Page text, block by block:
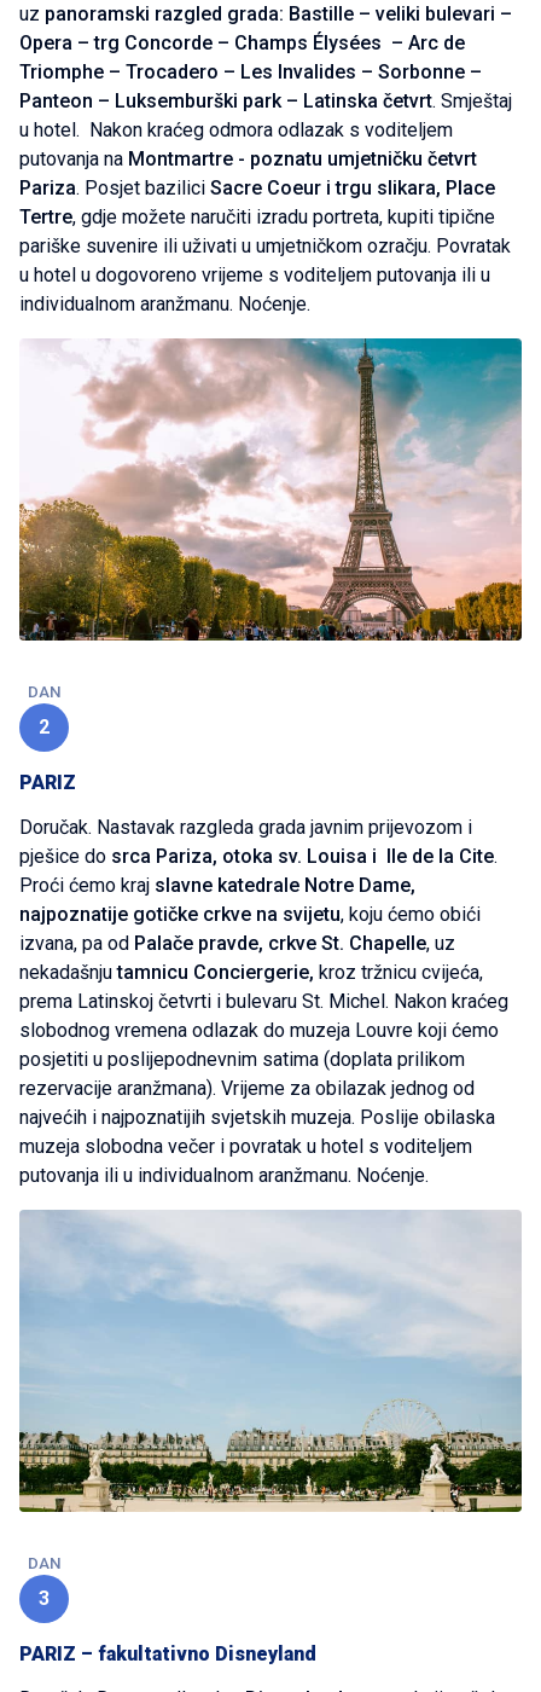
uz panoramski razgled grada: Bastille – veliki bulevari –
Opera – trg Concorde – Champs Élysées – Arc de
Triomphe – Trocadero – Les Invalides – Sorbonne –
Panteon – Luksemburški park – Latinska četvrt. Smještaj
u hotel. Nakon kraćeg odmora odlazak s voditeljem
putovanja na Montmartre - poznatu umjetničku četvrt
Pariza. Posjet bazilici Sacre Coeur i trgu slikara, Place
Tertre, gdje možete naručiti izradu portreta, kupiti tipične
pariške suvenire ili uživati u umjetničkom ozračju. Povratak
u hotel u dogovoreno vrijeme s voditeljem putovanja ili u
individualnom aranžmanu. Noćenje.
DAN
2
PARIZ
Doručak. Nastavak razgleda grada javnim prijevozom i
pješice do srca Pariza, otoka sv. Louisa i Ile de la Cite.
Proći ćemo kraj slavne katedrale Notre Dame,
najpoznatije gotičke crkve na svijetu, koju ćemo obići
izvana, pa od Palače pravde, crkve St. Chapelle, uz
nekadašnjutamnicu Conciergerie, kroz tržnicu cvijeća,
prema Latinskoj četvrti i bulevaru St. Michel. Nakon kraćeg
slobodnog vremena odlazak do muzeja Louvre koji ćemo
posjetiti u poslijepodnevnim satima (doplata prilikom
rezervacije aranžmana). Vrijeme za obilazak jednog od
najvećih i najpoznatijih svjetskih muzeja. Poslije obilaska
muzeja slobodna večer i povratak u hotel s voditeljem
putovanja ili u individualnom aranžmanu. Noćenje.
DAN
3
PARIZ – fakultativno Disneyland